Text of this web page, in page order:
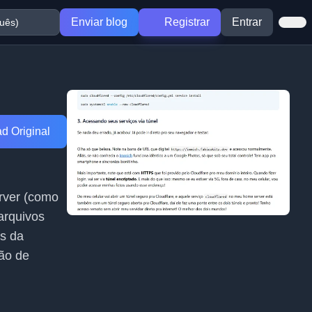
Enviar blog Registrar Entrar
Original
(como
da
de